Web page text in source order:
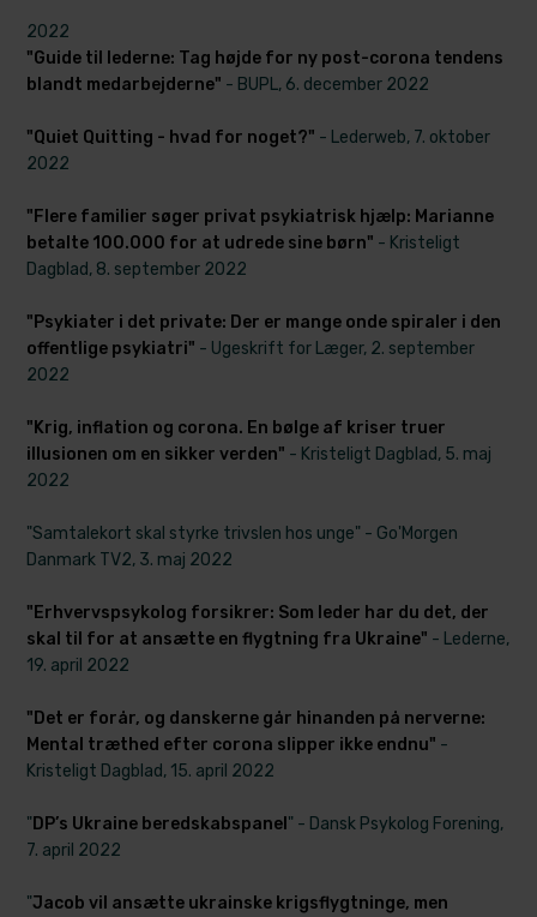
2022
"Guide til lederne: Tag højde for ny post-corona tendens
blandt medarbejderne" - BUPL, 6. december 2022
"Quiet Quitting - hvad for noget?" - Lederweb, 7. oktober
2022
"Flere familier søger privat psykiatrisk hjælp: Marianne
betalte 100.000 for at udrede sine børn" - Kristeligt
Dagblad, 8. september 2022
"Psykiater i det private: Der er mange onde spiraler i den
offentlige psykiatri" - Ugeskrift for Læger, 2. september
2022
"Krig, inflation og corona. En bølge af kriser truer
illusionen om en sikker verden" - Kristeligt Dagblad, 5. maj
2022
"Samtalekort skal styrke trivslen hos unge"​ - Go'Morgen
Danmark TV2, 3. maj 2022
"Erhvervspsykolog forsikrer: Som leder har du det, der
skal til for at ansætte en flygtning fra Ukraine" ​ - Lederne,
19. april 2022
"Det er forår, og danskerne går hinanden på nerverne:
Mental træthed efter corona slipper ikke endnu" ​ -
Kristeligt Dagblad, 15. april 2022
"DP’s Ukraine beredskabspanel " - Dansk Psykolog Forening,
7.​ april 2022
"Jacob vil ansætte ukrainske krigsflygtninge, men